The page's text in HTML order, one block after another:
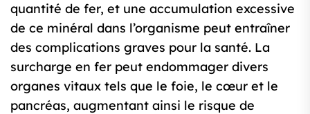
quantité de fer, et une accumulation excessive
de ce minéral dans l’organisme peut entraîner
des complications graves pour la santé. La
surcharge en fer peut endommager divers
organes vitaux tels que le foie, le cœur et le
pancréas, augmentant ainsi le risque de